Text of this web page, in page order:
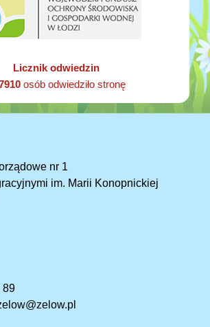
Licznik odwiedzin
osób odwiedziło stronę
nr 1
im. Marii Konopnickiej
89